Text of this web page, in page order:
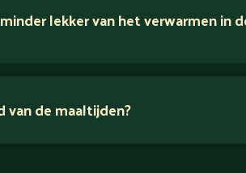
lekker van het verwarmen in
van de maaltijden?